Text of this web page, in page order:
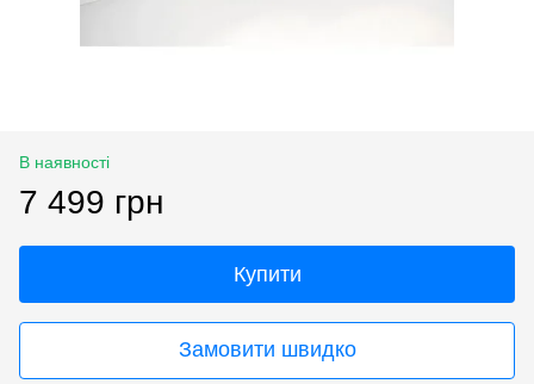
В наявності
7 499 грн
Купити
Замовити швидко